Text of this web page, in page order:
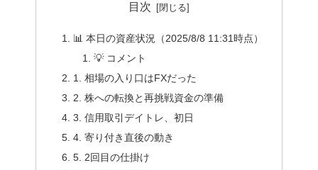
目次
📊 本日の資産状況（2025/8/8 11:31時点）
💡 コメント
1. 相場の入り口はFXだった
2. 株への転換と再挑戦資金の準備
3. 信用取引デイトレ、初日
4. 寄り付き直後の動き
5. 2回目の仕掛け